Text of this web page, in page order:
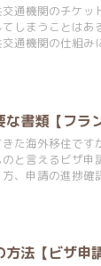
通機関のチケ
しまうことは
通機関の仕組み
書類【フラ
た海外移住で
と言えるビザ
、申請の進捗確
法【ビザ申